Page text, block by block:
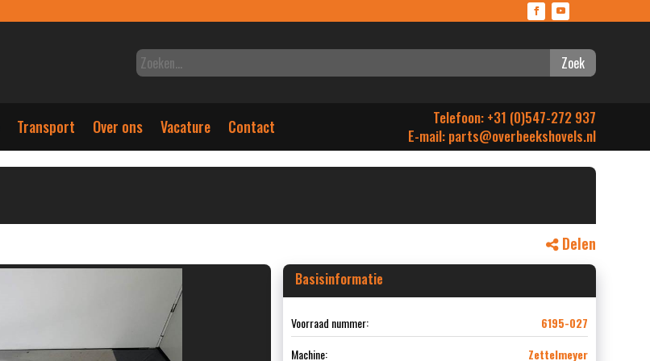
Zoek
Transport Over ons Vacature Contact
Telefoon: +31 (0)547-272 937
E-mail: parts@overbeekshovels.nl
Delen
Basisinformatie
Voorraad nummer:
6195-027
Machine:
Zettelmeyer